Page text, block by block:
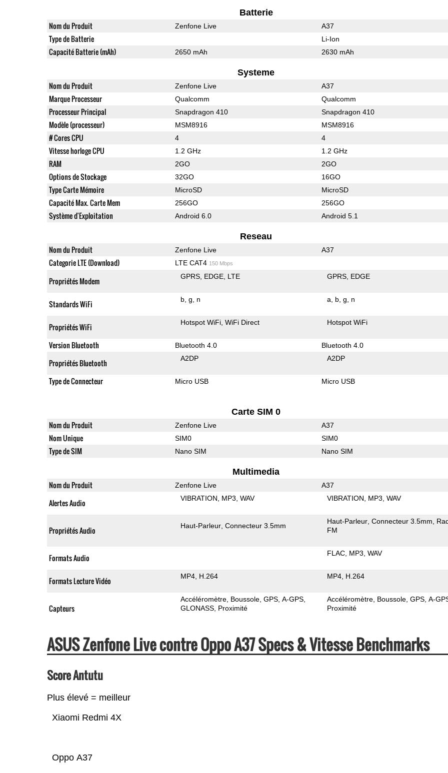
Batterie
Nom du Produit Zenfone Live A37
Type de Batterie Li-Ion
Capacité Batterie (mAh) 2650 mAh 2630 mAh
Systeme
Nom du Produit Zenfone Live A37
Marque Processeur Qualcomm Qualcomm
Processeur Principal Snapdragon 410 Snapdragon 410
Modèle (processeur) MSM8916 MSM8916
# Cores CPU 4 4
Vitesse horloge CPU 1.2 GHz 1.2 GHz
RAM 2GO 2GO
Options de Stockage 32GO 16GO
Type Carte Mémoire MicroSD MicroSD
Capacité Max. Carte Mem 256GO 256GO
Système d'Exploitation Android 6.0 Android 5.1
Reseau
Nom du Produit Zenfone Live A37
Categorie LTE (Download) LTE CAT4 150 Mbps
Propriétés Modem GPRS EDGE LTE GPRS EDGE
Standards WiFi b g n a b g n
Propriétés WiFi Hotspot WiFi WiFi Direct Hotspot WiFi
Version Bluetooth Bluetooth 4.0 Bluetooth 4.0
Propriétés Bluetooth A2DP A2DP
Type de Connecteur Micro USB Micro USB
Carte SIM 0
Nom du Produit Zenfone Live A37
Nom Unique SIM0 SIM0
Type de SIM Nano SIM Nano SIM
Multimedia
Nom du Produit Zenfone Live A37
Alertes Audio VIBRATION MP3 WAV VIBRATION MP3 WAV
Propriétés Audio Haut-Parleur Connecteur 3.5mm
Haut-Parleur Connecteur 3.5mm
FM
Formats Audio FLAC MP3 WAV
Formats Lecture Vidéo MP4 H.264 MP4 H.264
Capteurs
Accéléromètre Boussole GPS A-GPS
GLONASS Proximité
Accéléromètre Boussole GPS A-
Proximité
ASUS Zenfone Live contre Oppo A37 Specs & Vitesse Benchmarks
Score Antutu
Plus élevé = meilleur
Oppo A37
Xiaomi Redmi 4X